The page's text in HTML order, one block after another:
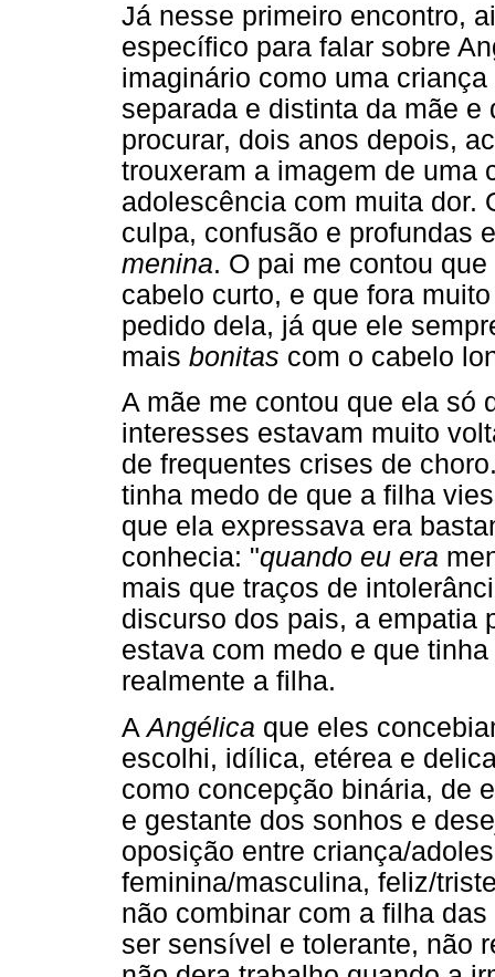
Já nesse primeiro encontro,
específico para falar sobre
imaginário como uma
separada e distinta da mãe
procurar, dois anos depois,
trouxeram a imagem de uma
adolescência com muita dor.
culpa, confusão e profundas
menina. O pai me contou
cabelo curto, e que fora
pedido dela, já que ele
mais bonitas com o cabelo
A mãe me contou que ela só
interesses estavam muito
de frequentes crises de
tinha medo de que a filha
que ela expressava era
conhecia: "quando eu era
mais que traços de
discurso dos pais, a empatia
estava com medo e que
realmente a filha.
AAngélica que eles
escolhi, idílica, etérea e
como concepção binária, de
e gestante dos sonhos e
oposição entre criança/
feminina/masculina, feliz/
não combinar com a filha
ser sensível e tolerante, não